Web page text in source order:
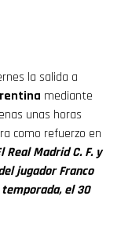
la salida a
mediante
unas horas
como refuerzo en
Real Madrid C. F. y
jugador Franco
el 30